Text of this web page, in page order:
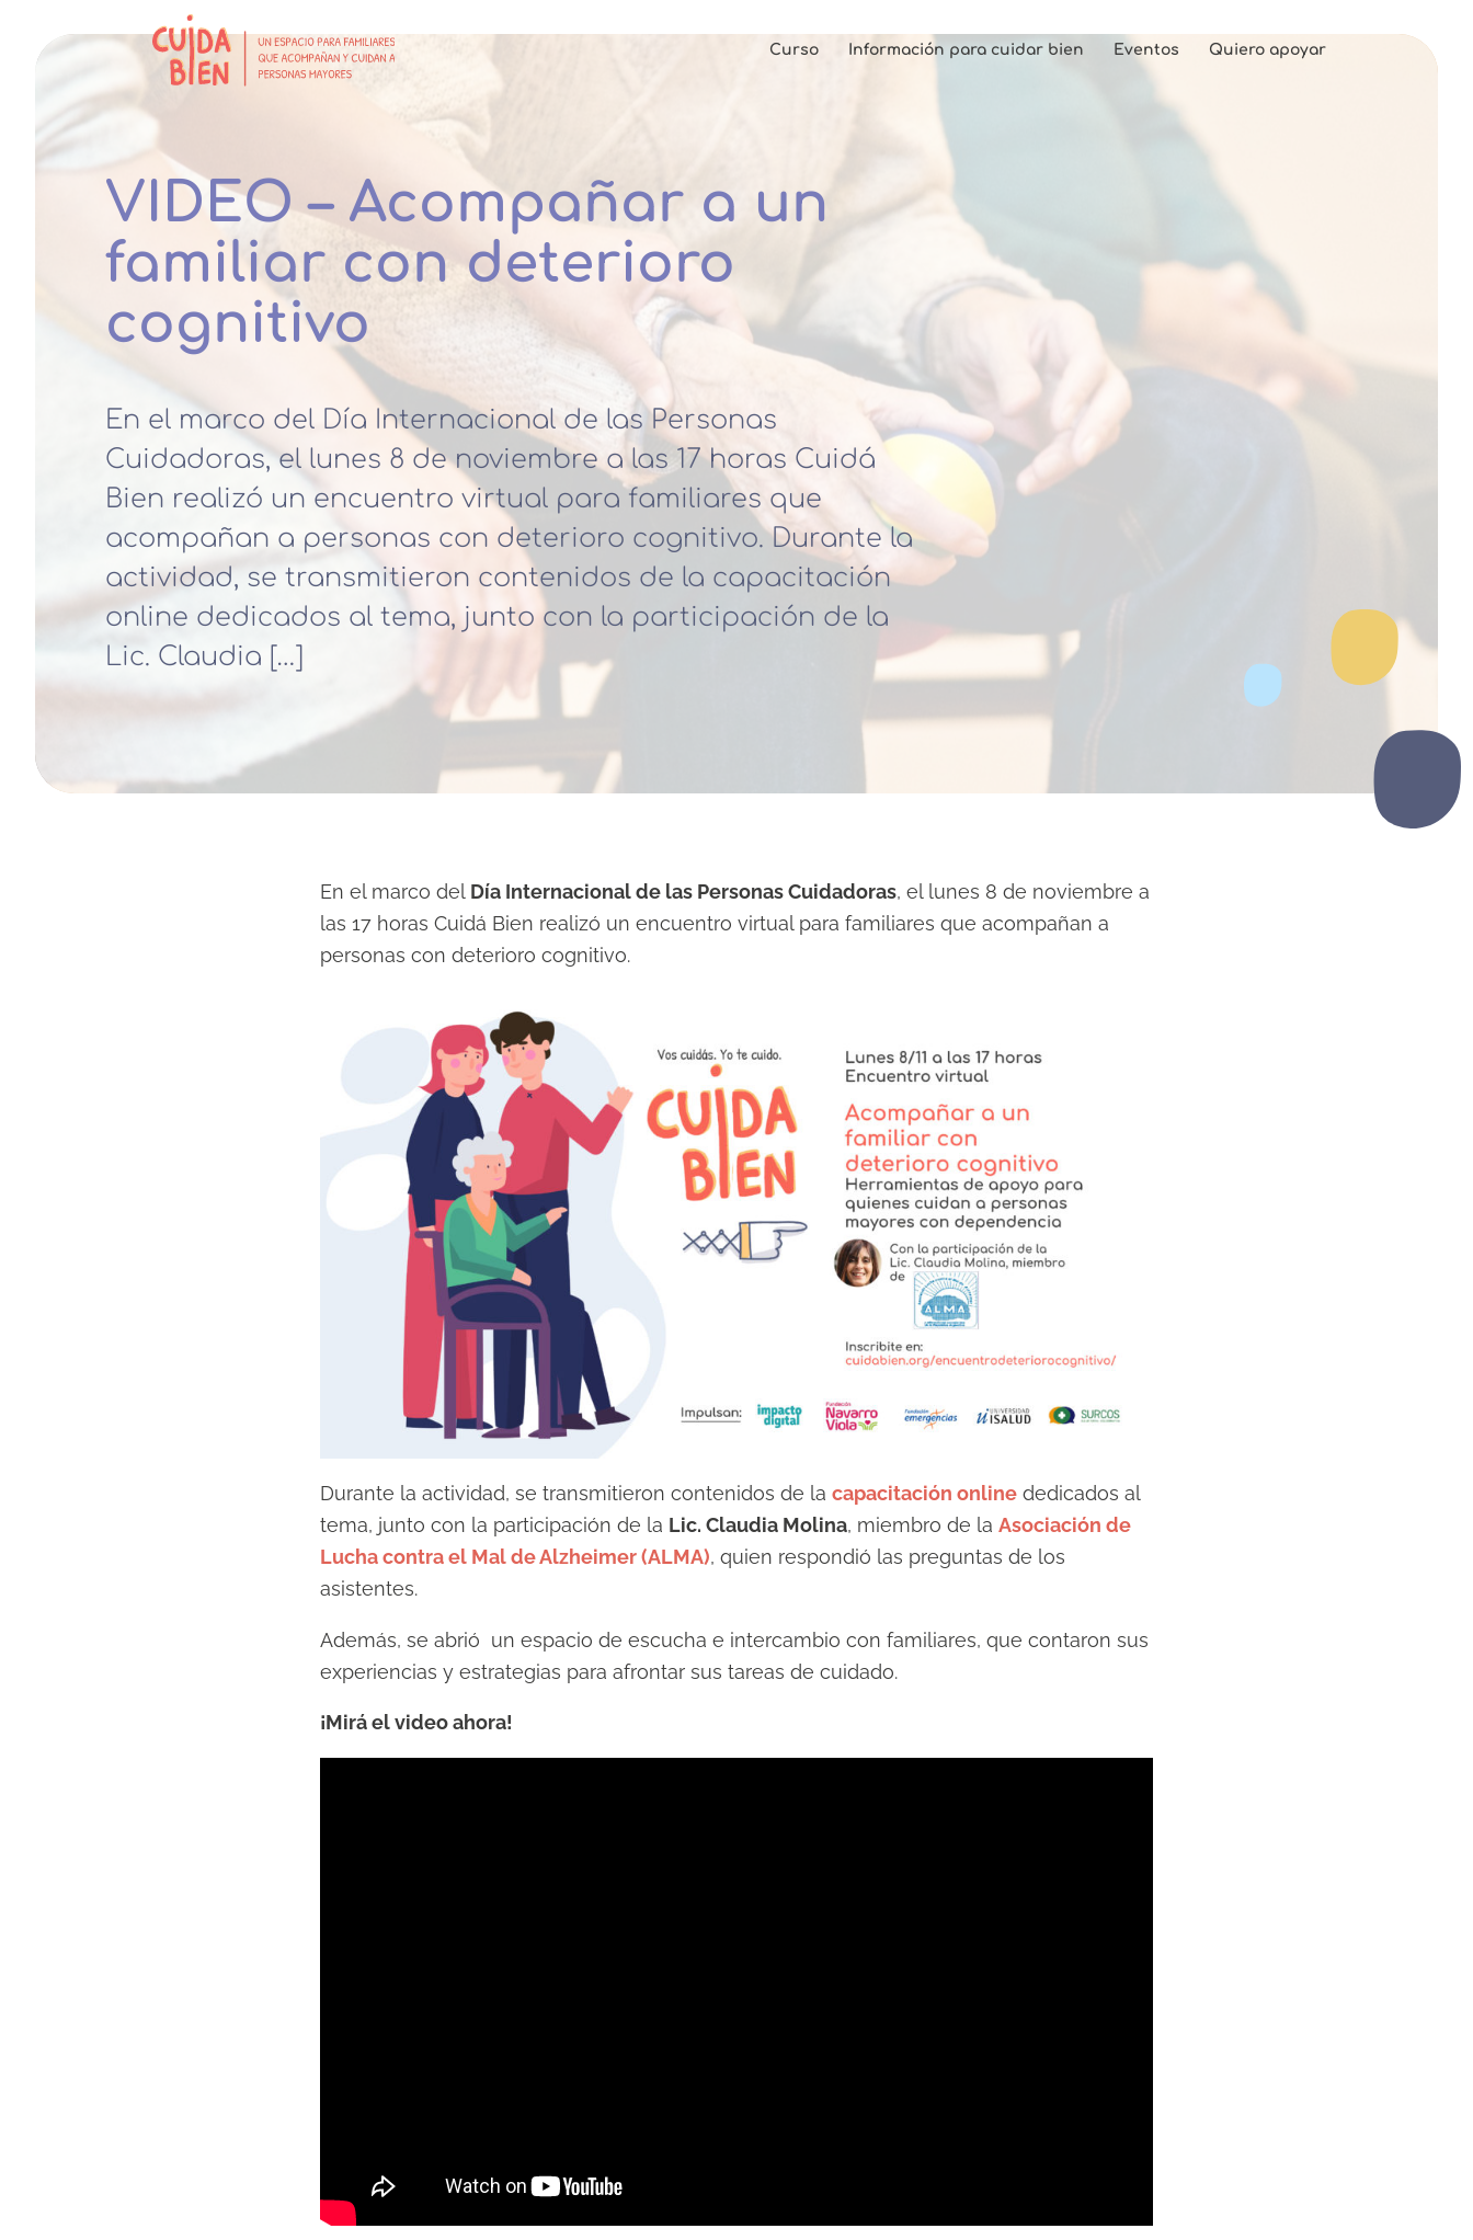
Curso Información para cuidar bien Eventos Quiero apoyar
VIDEO – Acompañar a un
familiar con deterioro
cognitivo
En el marco del Día Internacional de las Personas
Cuidadoras, el lunes 8 de noviembre a las 17 horas Cuidá
Bien realizó un encuentro virtual para familiares que
acompañan a personas con deterioro cognitivo. Durante la
actividad, se transmitieron contenidos de la capacitación
online dedicados al tema, junto con la participación de la
Lic. Claudia […]
En el marco del Día Internacional de las Personas Cuidadoras, el lunes 8 de noviembre a
las 17 horas Cuidá Bien realizó un encuentro virtual para familiares que acompañan a
personas con deterioro cognitivo.
Durante la actividad, se transmitieron contenidos de la capacitación online dedicados al
tema, junto con la participación de la Lic. Claudia Molina, miembro de la Asociación de
Lucha contra el Mal de Alzheimer (ALMA), quien respondió las preguntas de los
asistentes.
Además, se abrió un espacio de escucha e intercambio con familiares, que contaron sus
experiencias y estrategias para afrontar sus tareas de cuidado.
¡Mirá el video ahora!